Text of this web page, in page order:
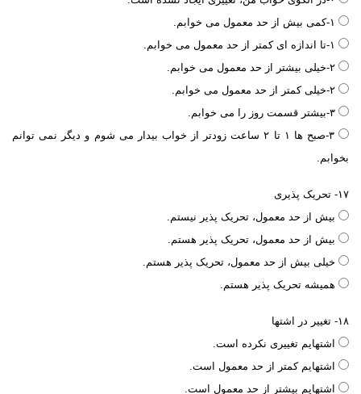
۳-صبح ها ۱ تا ۲ ساعت زودتر از خواب بیدار می شوم و دیگر نمی توانم
بخوابم.
۱۷- تحریک پذیری
بیش از حد معمول، تحریک پذیر نیستم.
بیش از حد معمول، تحریک پذیر هستم.
خیلی بیش از حد معمول، تحریک پذیر هستم.
همیشه تحریک پذیر هستم.
۱۸- تغییر در اشتها
اشتهایم تغییری نکرده است.
اشتهایم کمتر از حد معمول است.
اشتهایم بیشتر از حد معمول است.